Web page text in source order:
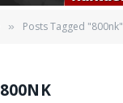
» Posts Tagged "800nk"
800NK